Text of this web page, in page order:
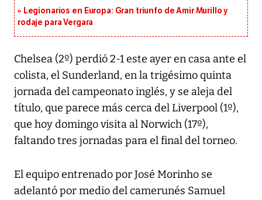
Legionarios en Europa: Gran triunfo de Amir Murillo y
rodaje para Vergara
Chelsea (2º) perdió 2-1 este ayer en casa ante el
colista, el Sunderland, en la trigésimo quinta
jornada del campeonato inglés, y se aleja del
título, que parece más cerca del Liverpool (1º),
que hoy domingo visita al Norwich (17º),
faltando tres jornadas para el final del torneo.
El equipo entrenado por José Morinho se
adelantó por medio del camerunés Samuel